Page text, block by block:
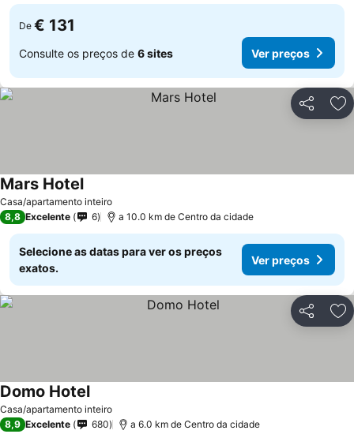
De € 131
Consulte os preços de 6 sites Ver preços
Partilhar
Casa/apartamento inteiro
Mars Hotel
8,8 Excelente 6 a 10.0 km de Centro da cidade
Selecione as datas para ver os preços
exatos.
Ver preços
Partilhar
Casa/apartamento inteiro
Domo Hotel
8,9 Excelente 680 a 6.0 km de Centro da cidade